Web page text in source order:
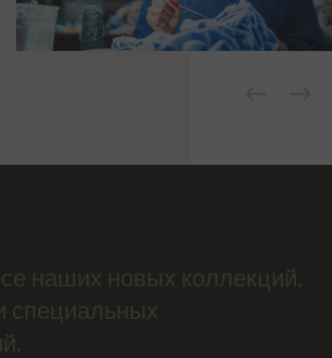
наших новых коллекций,
специальных